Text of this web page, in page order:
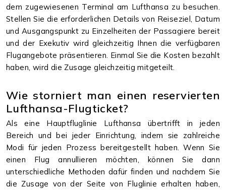
dem zugewiesenen Terminal am Lufthansa zu besuchen.
Stellen Sie die erforderlichen Details von Reiseziel, Datum
und Ausgangspunkt zu Einzelheiten der Passagiere bereit
und der Exekutiv wird gleichzeitig Ihnen die verfügbaren
Flugangebote präsentieren. Einmal Sie die Kosten bezahlt
haben, wird die Zusage gleichzeitig mitgeteilt.
Wie storniert man einen reservierten
Lufthansa-Flugticket?
Als eine Hauptfluglinie Lufthansa übertrifft in jeden
Bereich und bei jeder Einrichtung, indem sie zahlreiche
Modi für jeden Prozess bereitgestellt haben. Wenn Sie
einen Flug annullieren möchten, können Sie dann
unterschiedliche Methoden dafür finden und nachdem Sie
die Zusage von der Seite von Fluglinie erhalten haben,